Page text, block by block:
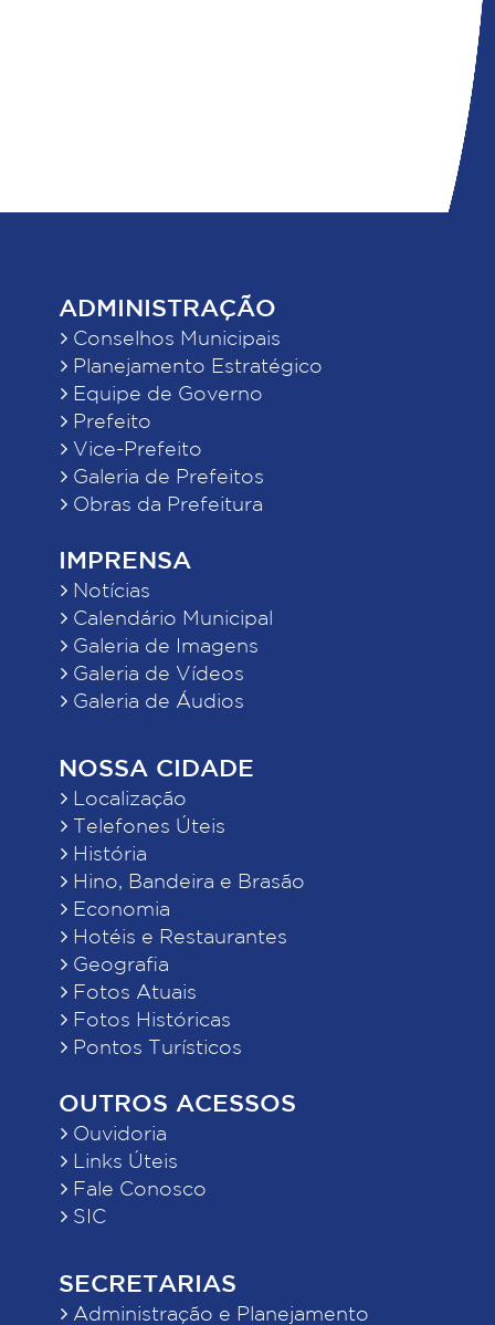
ADMINISTRAÇÃO
Conselhos Municipais
Planejamento Estratégico
Equipe de Governo
Prefeito
Vice-Prefeito
Galeria de Prefeitos
Obras da Prefeitura
IMPRENSA
Notícias
Calendário Municipal
Galeria de Imagens
Galeria de Vídeos
Galeria de Áudios
NOSSA CIDADE
Localização
Telefones Úteis
História
Hino, Bandeira e Brasão
Economia
Hotéis e Restaurantes
Geografia
Fotos Atuais
Fotos Históricas
Pontos Turísticos
OUTROS ACESSOS
Ouvidoria
Links Úteis
Fale Conosco
SIC
SECRETARIAS
Administração e Planejamento